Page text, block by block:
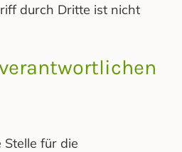
durch Dritte ist nicht
für die